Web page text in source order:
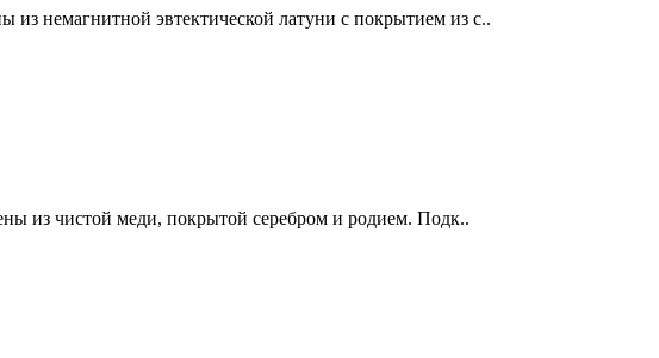
немагнитной эвтектической латуни с покрытием из с..
из чистой меди, покрытой серебром и родием. Подк..